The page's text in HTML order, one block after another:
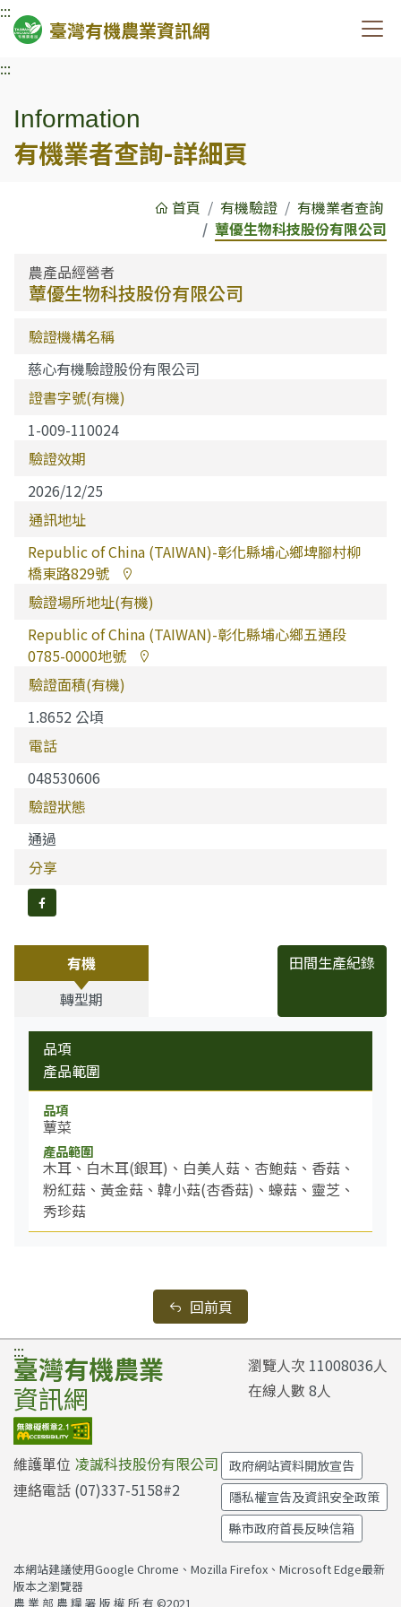
:::
臺灣有機農業資訊網
:::
Information
有機業者查詢-詳細頁
首頁 有機驗證
有機業者查詢
蕈優生物科技股份有限公司
農產品經營者
蕈優生物科技股份有限公司
驗證機構名稱
慈心有機驗證股份有限公司
證書字號(有機)
1-009-110024
驗證效期
2026/12/25
通訊地址
Republic of China (TAIWAN)-彰化縣埔心鄉埤腳村柳
橋東路829號
驗證場所地址(有機)
Republic of China (TAIWAN)-彰化縣埔心鄉五通段
0785-0000地號
驗證面積(有機)
1.8652 公頃
電話
048530606
驗證狀態
通過
分享
有機
轉型期
田間生產紀錄
品項
產品範圍
蕈菜
木耳、白木耳(銀耳)、白美人菇、杏鮑菇、香菇、
粉紅菇、黃金菇、韓小菇(杏香菇)、蠔菇、靈芝、
秀珍菇
回前頁
:::
臺灣有機農業
資訊網
瀏覽人次 11008036人
在線人數 8人
維護單位 凌誠科技股份有限公司
連絡電話 (07)337-5158#2
政府網站資料開放宣告
隱私權宣告及資訊安全政策
縣市政府首長反映信箱
本網站建議使用Google Chrome、Mozilla Firefox、Microsoft Edge最新
版本之瀏覽器
農 業 部 農 糧 署 版 權 所 有 ©2021